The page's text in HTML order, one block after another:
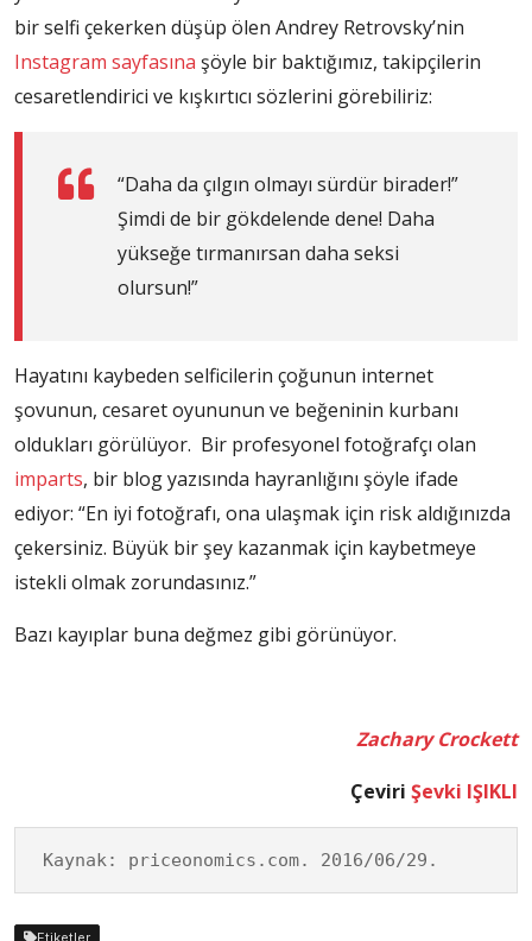
bir selfi çekerken düşüp ölen Andrey Retrovsky’nin
Instagram sayfasına şöyle bir baktığımız, takipçilerin
cesaretlendirici ve kışkırtıcı sözlerini görebiliriz:
“Daha da çılgın olmayı sürdür birader!”
Şimdi de bir gökdelende dene! Daha
yükseğe tırmanırsan daha seksi
olursun!”
Hayatını kaybeden selficilerin çoğunun internet
şovunun, cesaret oyununun ve beğeninin kurbanı
oldukları görülüyor. Bir profesyonel fotoğrafçı olan
imparts, bir blog yazısında hayranlığını şöyle ifade
ediyor: “En iyi fotoğrafı, ona ulaşmak için risk aldığınızda
çekersiniz. Büyük bir şey kazanmak için kaybetmeye
istekli olmak zorundasınız.”
Bazı kayıplar buna değmez gibi görünüyor.
Zachary Crockett
Çeviri Şevki IŞIKLI
Kaynak: priceonomics.com. 2016/06/29.
Etiketler